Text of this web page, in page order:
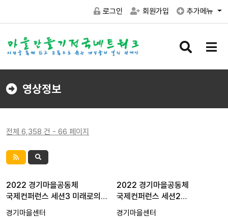
로그인 회원가입 추가메뉴
검
버
메
버
영상정보
전체 6,358 건 - 66 페이지
2022 경기마을공동체
국제컨퍼런스 세션3 미래로의
전…
경기마을센터
2022 경기마을공동체
국제컨퍼런스 세션2
'지속가능한…
경기마을센터